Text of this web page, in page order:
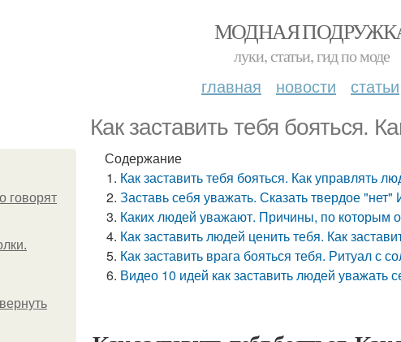
МОДНАЯ
луки, статьи, гид по моде
главная новости статьи
Как заставить тебя бояться.
говорят
Содержание
Как заставить тебя бояться. Как управлять
Заставь себя уважать. Сказать твердое "нет"
Каких людей уважают. Причины, по которым
Как заставить людей ценить тебя. Как
Как заставить врага бояться тебя. Ритуал с
Видео 10 идей как заставить людей уважать